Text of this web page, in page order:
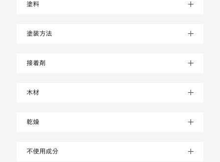
塗料
塗装方法
接着剤
木材
乾燥
不使用成分